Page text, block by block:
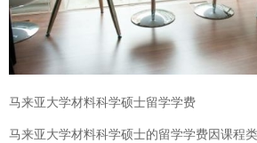
马来亚大学材料科学硕士留学学费
马来亚大学材料科学硕士的留学学费因课程